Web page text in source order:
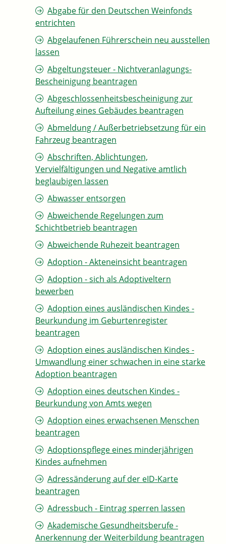
Abgabe für den Deutschen Weinfonds
entrichten
Abgelaufenen Führerschein neu ausstellen
lassen
Abgeltungsteuer - Nichtveranlagungs-
Bescheinigung beantragen
Abgeschlossenheitsbescheinigung zur
Aufteilung eines Gebäudes beantragen
Abmeldung / Außerbetriebsetzung für ein
Fahrzeug beantragen
Abschriften, Ablichtungen,
Vervielfältigungen und Negative amtlich
beglaubigen lassen
Abwasser entsorgen
Abweichende Regelungen zum
Schichtbetrieb beantragen
Abweichende Ruhezeit beantragen
Adoption - Akteneinsicht beantragen
Adoption - sich als Adoptiveltern
bewerben
Adoption eines ausländischen Kindes -
Beurkundung im Geburtenregister
beantragen
Adoption eines ausländischen Kindes -
Umwandlung einer schwachen in eine starke
Adoption beantragen
Adoption eines deutschen Kindes -
Beurkundung von Amts wegen
Adoption eines erwachsenen Menschen
beantragen
Adoptionspflege eines minderjährigen
Kindes aufnehmen
Adressänderung auf der eID-Karte
beantragen
Adressbuch - Eintrag sperren lassen
Akademische Gesundheitsberufe -
Anerkennung der Weiterbildung beantragen